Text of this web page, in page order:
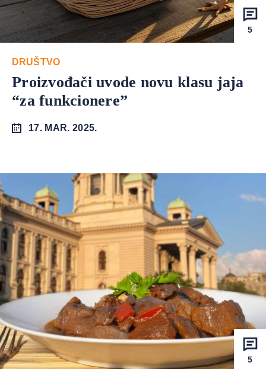
5
DRUŠTVO
Proizvođači uvode novu klasu jaja
“za funkcionere”
17. MAR. 2025.
5